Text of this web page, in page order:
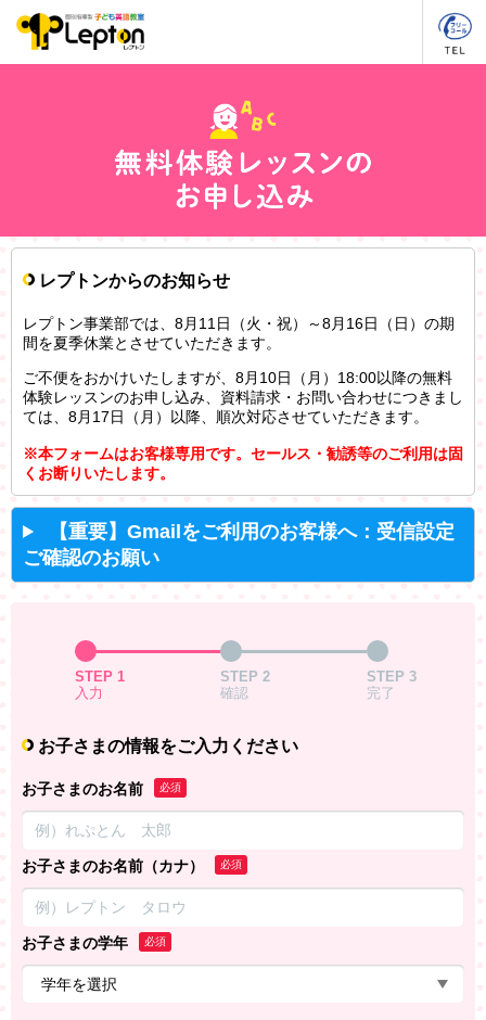
レプトンからのお知らせ
レプトン事業部では、8月11日（火・祝）～8月16日（日）の期
間を夏季休業とさせていただきます。
ご不便をおかけいたしますが、8月10日（月）18:00以降の無料
体験レッスンのお申し込み、資料請求・お問い合わせにつきまし
ては、8月17日（月）以降、順次対応させていただきます。
※本フォームはお客様専用です。セールス・勧誘等のご利用は固
くお断りいたします。
【重要】Gmailをご利用のお客様へ：受信設定
ご確認のお願い
STEP 1
入力
STEP 2
確認
STEP 3
完了
お子さまの情報をご入力ください
お子さまのお名前 必須
お子さまのお名前（カナ） 必須
お子さまの学年 必須